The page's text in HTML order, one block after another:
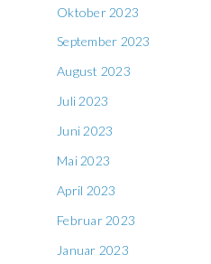
Oktober 2023
September 2023
August 2023
Juli 2023
Juni 2023
Mai 2023
April 2023
Februar 2023
Januar 2023